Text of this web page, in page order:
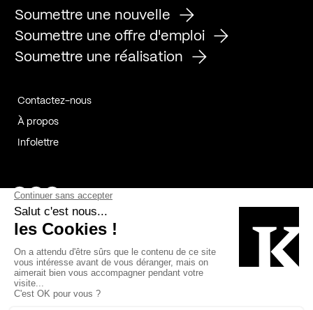
Soumettre une nouvelle
Soumettre une offre d'emploi
Soumettre une réalisation
Contactez-nous
À propos
Infolettre
Page Facebook de Kollectif
Page Instagram de Kollectif
Page Linkedin de Kollectif
Bâtiment-Durable-Québec-1
Esquisses-1IRAC-1